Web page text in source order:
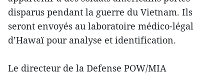
disparus pendant la guerre du Vietnam. Ils
seront envoyés au laboratoire médico-légal
d’Hawaï pour analyse et identification.
Le directeur de la Defense POW/MIA